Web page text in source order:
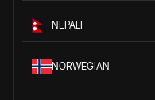
NEPALI
NORWEGIAN